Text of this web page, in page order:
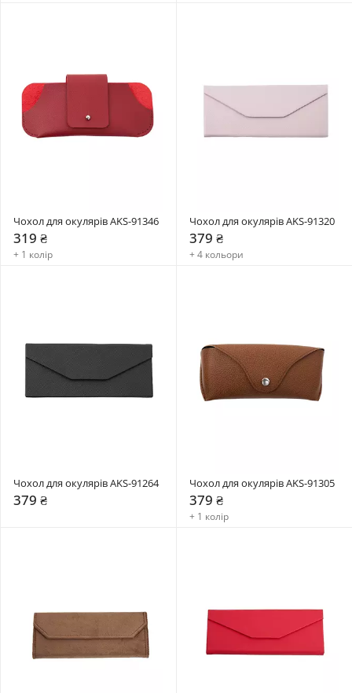
Чохол для окулярів AKS-91346
319 ₴
+ 1 колір
Чохол для окулярів AKS-91320
379 ₴
+ 4 кольори
Чохол для окулярів AKS-91264
379 ₴
Чохол для окулярів AKS-91305
379 ₴
+ 1 колір